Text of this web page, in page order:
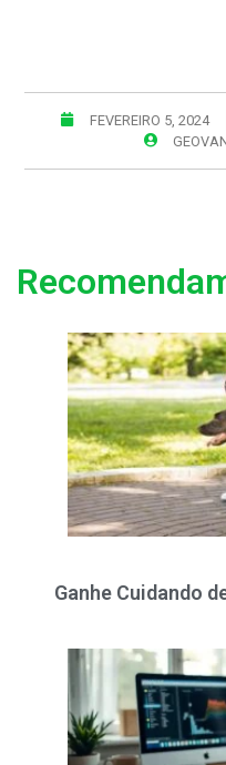
FEVEREIRO 5, 2024
Ganhe Cuidando